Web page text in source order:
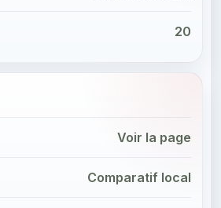
20
Voir la page
Comparatif local